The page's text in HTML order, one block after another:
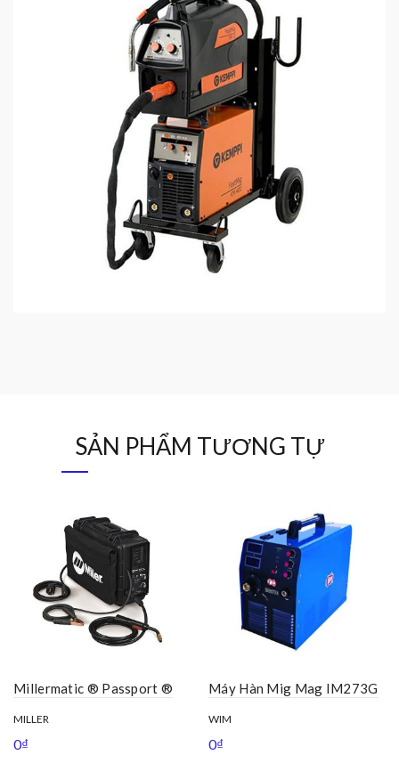
SẢN PHẨM TƯƠNG TỰ
Millermatic ® Passport ®
MILLER
0₫
Máy Hàn Mig Mag IM273G
WIM
0₫